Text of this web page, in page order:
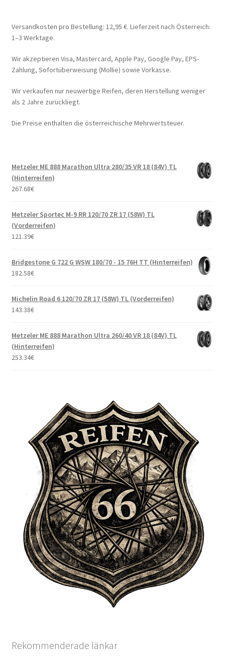
Versandkosten pro Bestellung: 12,95 €. Lieferzeit nach Österreich:
1–3 Werktage.
Wir akzeptieren Visa, Mastercard, Apple Pay, Google Pay, EPS-
Zahlung, Sofortüberweisung (Mollie) sowie Vorkasse.
Wir verkaufen nur neuwertige Reifen, deren Herstellung weniger
als 2 Jahre zurückliegt.
Die Preise enthalten die österreichische Mehrwertsteuer.
Metzeler ME 888 Marathon Ultra 280/35 VR 18 (84V) TL
(Hinterreifen)
267.68€
Metzeler Sportec M-9 RR 120/70 ZR 17 (58W) TL
(Vorderreifen)
121.39€
Bridgestone G 722 G WSW 180/70 - 15 76H TT (Hinterreifen)
182.58€
Michelin Road 6 120/70 ZR 17 (58W) TL (Vorderreifen)
143.38€
Metzeler ME 888 Marathon Ultra 260/40 VR 18 (84V) TL
(Hinterreifen)
253.34€
Rekommenderade länkar